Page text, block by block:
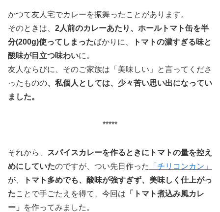
かつて友人宅でカレーを振舞ったことがあります。
そのときは、 2人前のカレーあたり、ホールトマト缶を半
分(200g)使ってしまったばかりに、
トマトの濃すぎる味と
酸味が目立つ味わいに。
友人ならびに、そのご家族は「美味しい」と言ってくださ
ったものの、私個人としては、少々苦い思い出になってい
ました。
*****
それから、
スパイスカレーを作るときにトマトの量を控え
めにしていたのですが、つい先日作った
「チリコンカン」
が、
トマト多めでも、酸味が強すぎず、美味しく仕上がっ
たことで手ごたえを得て、今回は 「トマト煮込み風カレ
ー」
を作ってみました。